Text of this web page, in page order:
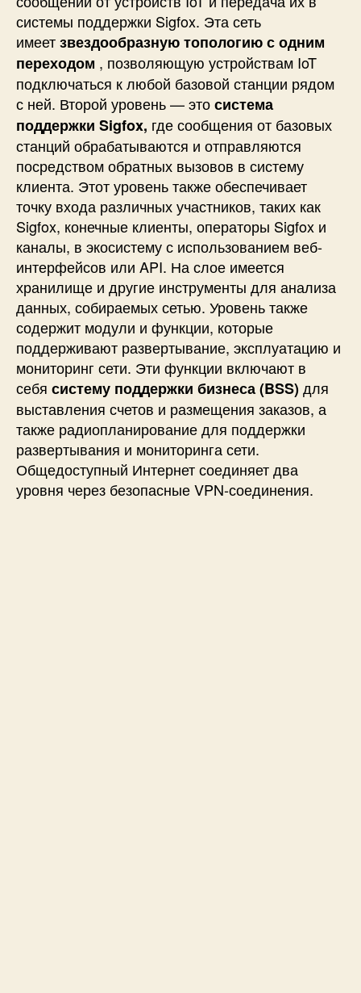
системы поддержки Sigfox. Эта сеть
имеетзвездообразную топологию с одним
переходом , позволяющую устройствам IoT
подключаться к любой базовой станции рядом
с ней. Второй уровень — этосистема
поддержки Sigfox, где сообщения от базовых
станций обрабатываются и отправляются
посредством обратных вызовов в систему
клиента. Этот уровень также обеспечивает
точку входа различных участников, таких как
Sigfox, конечные клиенты, операторы Sigfox и
каналы, в экосистему с использованием веб-
интерфейсов или API. На слое имеется
хранилище и другие инструменты для анализа
данных, собираемых сетью. Уровень также
содержит модули и функции, которые
поддерживают развертывание, эксплуатацию и
мониторинг сети. Эти функции включают в
себя систему поддержки бизнеса (BSS)для
выставления счетов и размещения заказов, а
также радиопланирование для поддержки
развертывания и мониторинга сети.
Общедоступный Интернет соединяет два
уровня через безопасные VPN-соединения.